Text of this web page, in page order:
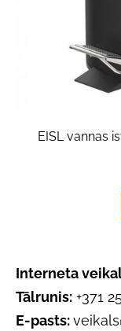
Interneta
Tālrunis: +371
E-pasts:
EISL vannas